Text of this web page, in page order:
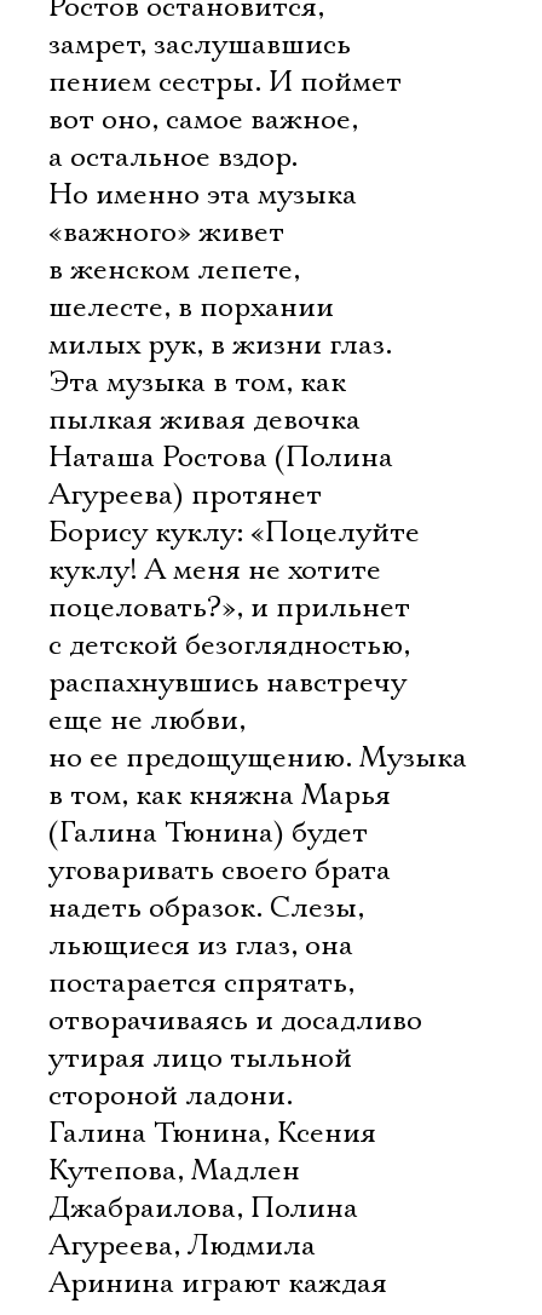
Ростов остановится,
замрет, заслушавшись
пением сестры. И поймет 
вот оно, самое важное,
а остальное вздор.
Но именно эта музыка
«важного» живет
в женском лепете,
шелесте, в порхании
милых рук, в жизни глаз.
Эта музыка в том, как
пылкая живая девочка
Наташа Ростова (Полина
Агуреева) протянет
Борису куклу: «Поцелуйте
куклу! А меня не хотите
поцеловать?», и прильнет
с детской безоглядностью,
распахнувшись навстречу
еще не любви,
но ее предощущению. Музыка
в том, как княжна Марья
(Галина Тюнина) будет
уговаривать своего брата
надеть образок. Слезы,
льющиеся из глаз, она
постарается спрятать,
отворачиваясь и досадливо
утирая лицо тыльной
стороной ладони.
Галина Тюнина, Ксения
Кутепова, Мадлен
Джабраилова, Полина
Агуреева, Людмила
Аринина играют каждая
Ознакомиться